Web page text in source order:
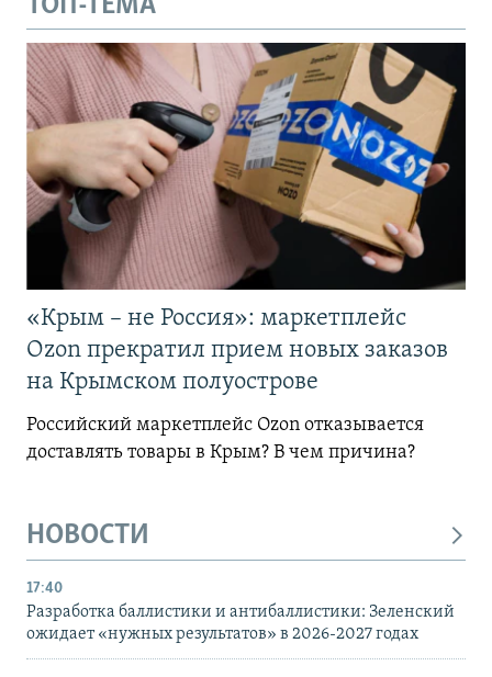
«Крым – не Россия»: маркетплейс
Ozon прекратил прием новых заказов
на Крымском полуострове
Российский маркетплейс Ozon отказывается
доставлять товары в Крым? В чем причина?
НОВОСТИ
17:40
Разработка баллистики и антибаллистики: Зеленский
ожидает «нужных результатов» в 2026-2027 годах